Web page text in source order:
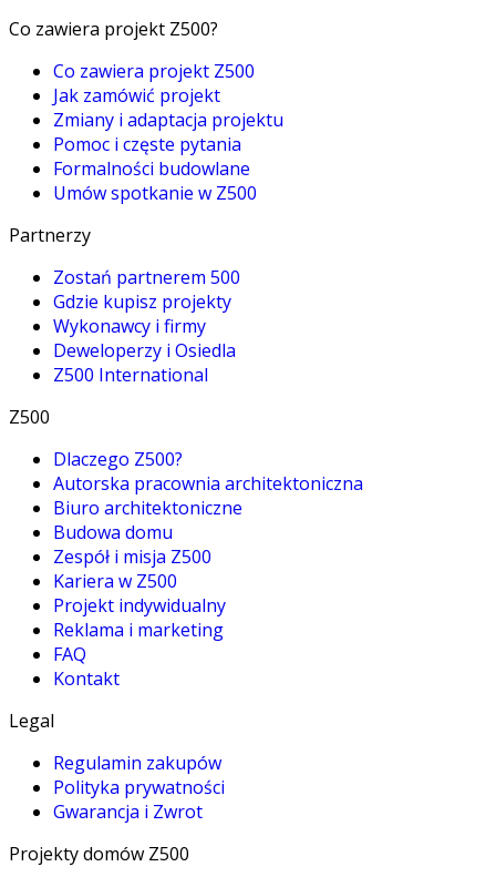
Co zawiera projekt Z500?
Co zawiera projekt Z500
Jak zamówić projekt
Zmiany i adaptacja projektu
Pomoc i częste pytania
Formalności budowlane
Umów spotkanie w Z500
Partnerzy
Zostań partnerem 500
Gdzie kupisz projekty
Wykonawcy i firmy
Deweloperzy i Osiedla
Z500 International
Z500
Dlaczego Z500?
Autorska pracownia architektoniczna
Biuro architektoniczne
Budowa domu
Zespół i misja Z500
Kariera w Z500
Projekt indywidualny
Reklama i marketing
FAQ
Kontakt
Legal
Regulamin zakupów
Polityka prywatności
Gwarancja i Zwrot
Projekty domów Z500